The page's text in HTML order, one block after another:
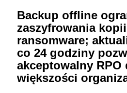
Backup offline
zaszyfrowania
ransomware;
co 24 godziny
akceptowalny RPO
większości